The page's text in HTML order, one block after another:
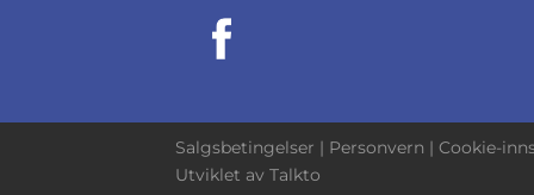
Salgsbetingelser | Personvern | Cookie-
Utviklet av Talkto